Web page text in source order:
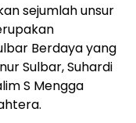
sejumlah unsur
Berdaya yang
Sulbar, Suhardi
S Mengga